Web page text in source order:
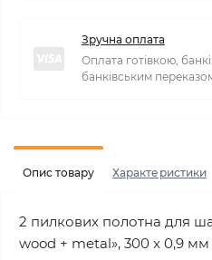
Зручна оплата
Оплата готівкою,
банківським
Опис товару Характеристики
2 пилкових полотна для
wood + metal», 300 x 0,9 мм